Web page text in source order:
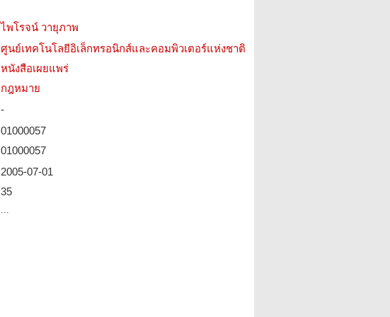
ไพโรจน์ วายุภาพ
ศูนย์เทคโนโลยีอิเล็กทรอนิกส์และคอมพิวเตอร์แห่งชาติ
หนังสือเผยแพร่
กฎหมาย
-
01000057
01000057
2005-07-01
35
...